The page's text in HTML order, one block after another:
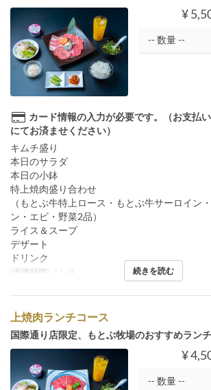
¥
カード情報の入力が必要です。（お支払
にてお済ませください）
キムチ盛り
本日のサラダ
本日の小鉢
特上焼肉盛り合わせ
（もとぶ牛特上ロース・もとぶ牛サーロイン
ン・エビ・野菜2品）
ライス＆スープ
デザート
ドリンク
食事時間 ランチ 続きを読む
上焼肉ランチコース
国際通り店限定、もとぶ牧場のおすすめランチ
¥